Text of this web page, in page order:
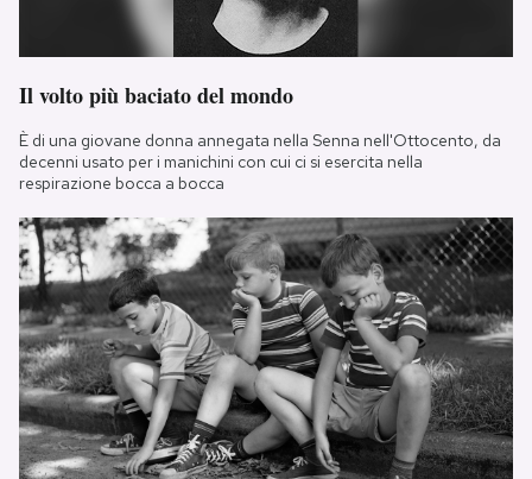
Il volto più baciato del mondo
È di una giovane donna annegata nella Senna nell'Ottocento, da
decenni usato per i manichini con cui ci si esercita nella
respirazione bocca a bocca